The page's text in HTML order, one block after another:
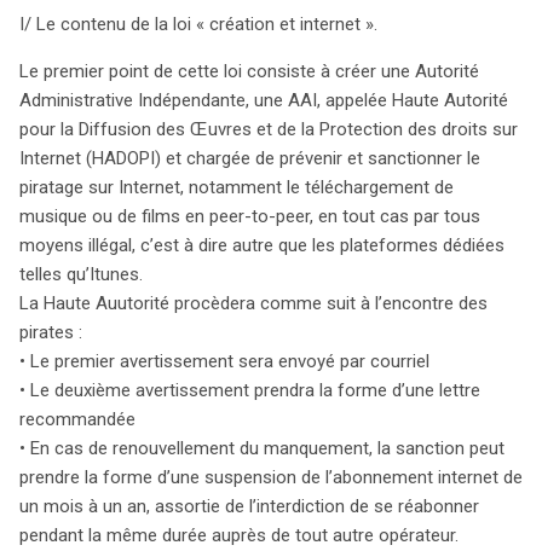
fondamental, pourrait compromettre la loi. L’avenir de
du Conseil européen sur le Paquet Télécoms.
I/ Le contenu de la loi « création et internet ».
Le premier point de cette loi consiste à créer une Autorité
Administrative Indépendante, une AAI, appelée Haute Autorité
pour la Diffusion des Œuvres et de la Protection des droits sur
Internet (HADOPI) et chargée de prévenir et sanctionner le
piratage sur Internet, notamment le téléchargement de
musique ou de films en peer-to-peer, en tout cas par tous
moyens illégal, c’est à dire autre que les plateformes dédiées
telles qu’Itunes.
La Haute Auutorité procèdera comme suit à l’encontre des
pirates :
• Le premier avertissement sera envoyé par courriel
• Le deuxième avertissement prendra la forme d’une lettre
recommandée
• En cas de renouvellement du manquement, la sanction peut
prendre la forme d’une suspension de l’abonnement internet de
un mois à un an, assortie de l’interdiction de se réabonner
pendant la même durée auprès de tout autre opérateur.